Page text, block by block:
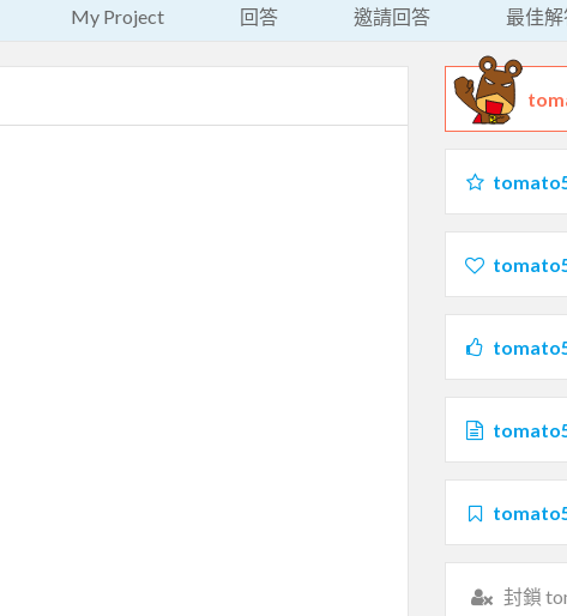
My Project 回答 邀請回答 最佳
封鎖